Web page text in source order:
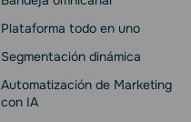
Plataforma todo en uno
Segmentación dinámica
Automatización de Marketing
con IA